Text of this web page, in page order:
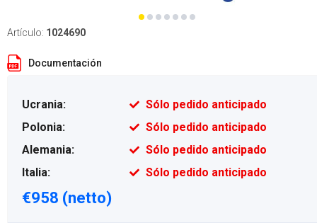
Artículo: 1024690
Documentación
Ucrania:
Sólo pedido anticipado
Polonia:
Sólo pedido anticipado
Alemania:
Sólo pedido anticipado
Italia:
Sólo pedido anticipado
€958 (netto)